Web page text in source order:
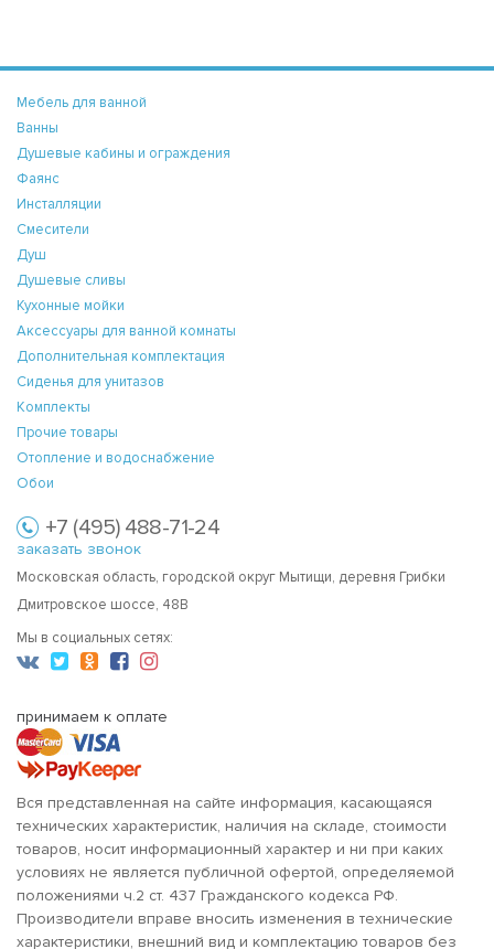
Мебель для ванной
Ванны
Душевые кабины и ограждения
Фаянс
Инсталляции
Смесители
Душ
Душевые сливы
Кухонные мойки
Аксессуары для ванной комнаты
Дополнительная комплектация
Сиденья для унитазов
Комплекты
Прочие товары
Отопление и водоснабжение
Обои
+7 (495) 488-71-24
заказать звонок
Московская область, городской округ Мытищи, деревня Грибки
Дмитровское шоссе, 48В
Мы в социальных сетях:
принимаем к оплате
Вся представленная на сайте информация, касающаяся
технических характеристик, наличия на складе, стоимости
товаров, носит информационный характер и ни при каких
условиях не является публичной офертой, определяемой
положениями ч.2 ст. 437 Гражданского кодекса РФ.
Производители вправе вносить изменения в технические
характеристики, внешний вид и комплектацию товаров без